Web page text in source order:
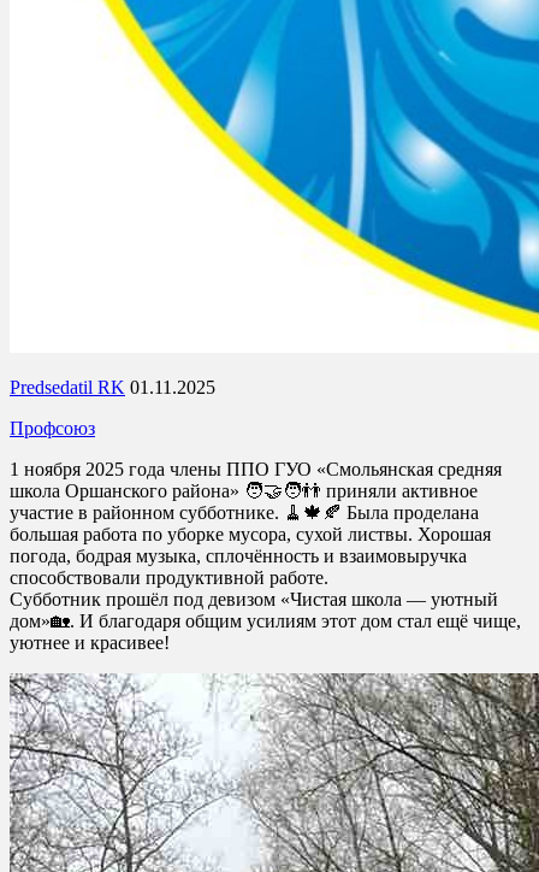
Predsedatil RK 01.11.2025
Профсоюз
1 ноября 2025 года члены ППО ГУО «Смольянская средняя
школа Оршанского района» 🧑‍🤝‍🧑👬 приняли активное
участие в районном субботнике. 🧹🍁🍂 Была проделана
большая работа по уборке мусора, сухой листвы. Хорошая
погода, бодрая музыка, сплочённость и взаимовыручка
способствовали продуктивной работе.
Субботник прошёл под девизом «Чистая школа — уютный
дом»🏡. И благодаря общим усилиям этот дом стал ещё чище,
уютнее и красивее!